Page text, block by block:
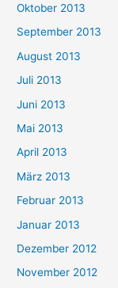
Oktober 2013
September 2013
August 2013
Juli 2013
Juni 2013
Mai 2013
April 2013
März 2013
Februar 2013
Januar 2013
Dezember 2012
November 2012